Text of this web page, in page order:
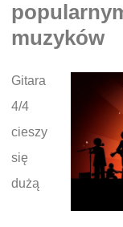
muzyków
Gitara
4/4
cieszy
się
dużą